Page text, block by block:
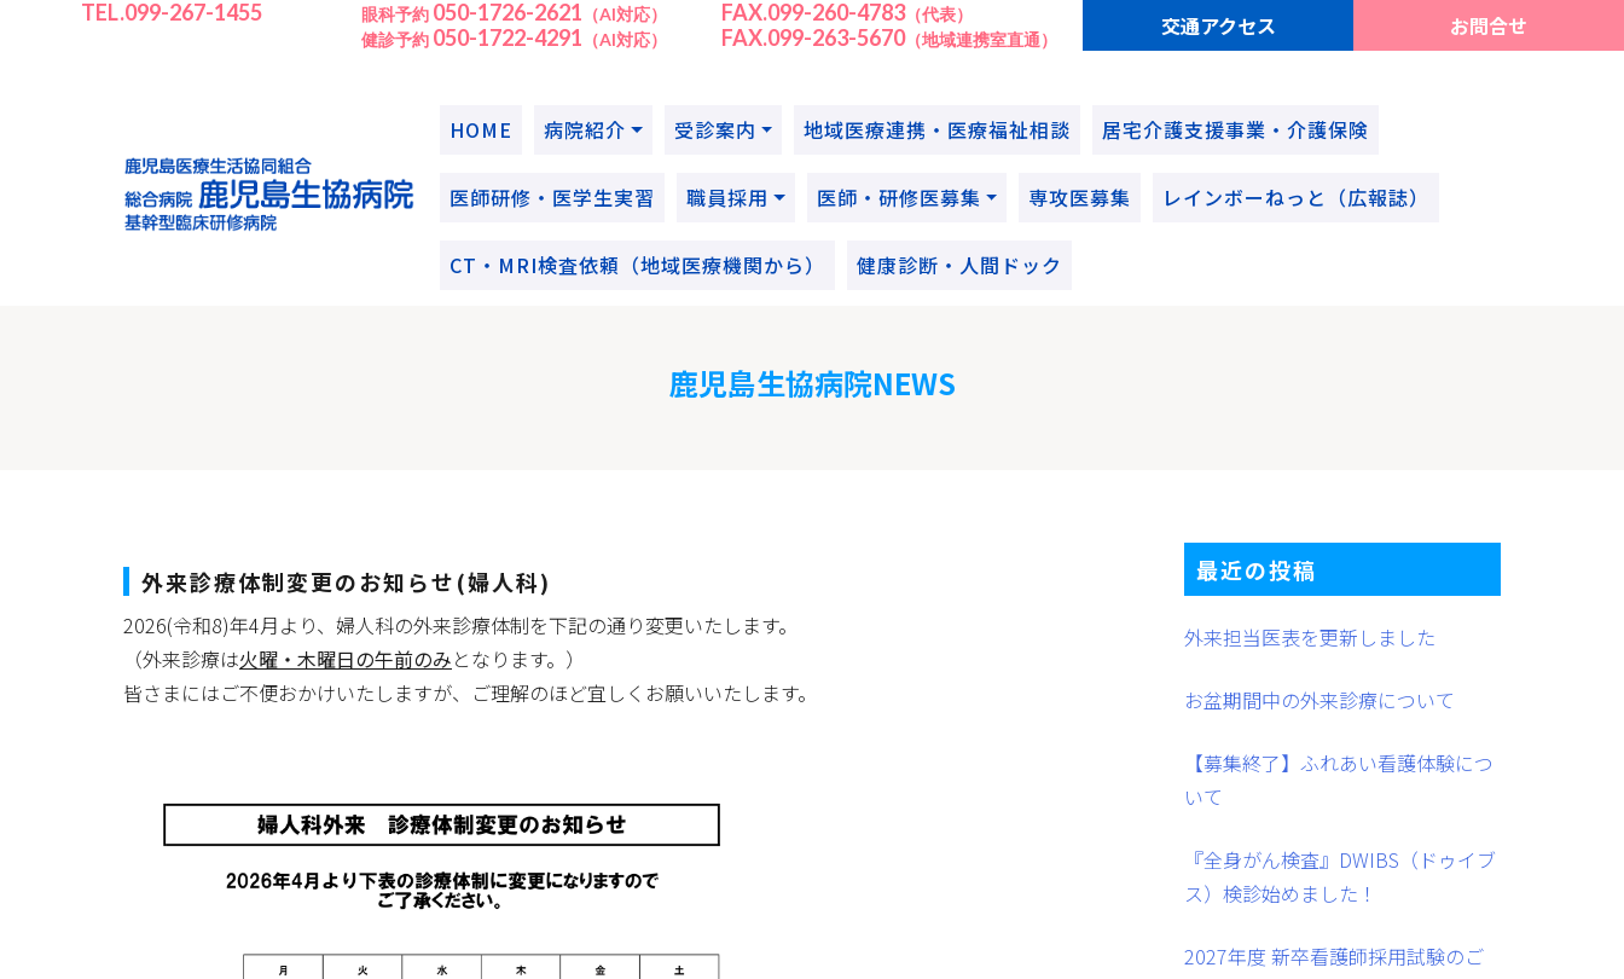
TEL.099-267-1455 眼科予約050-1726-2621 （AI対応）
健診予約050-1722-4291 （AI対応）
FAX.099-260-4783（代表）
FAX.099-263-5670（地域連携室直通） 交通アクセス お問合せ
HOME 病院紹介 受診案内 地域医療連携・医療福祉相談 居宅介護支援事業・介護保険
医師研修・医学生実習 職員採用 医師・研修医募集 専攻医募集 レインボーねっと（広報誌）
CT・MRI検査依頼（地域医療機関から） 健康診断・人間ドック
鹿児島生協病院NEWS
外来診療体制変更のお知らせ(婦人科)
2026(令和8)年4月より、婦人科の外来診療体制を下記の通り変更いたします。
（外来診療は火曜・木曜日の午前のみとなります。）
皆さまにはご不便おかけいたしますが、ご理解のほど宜しくお願いいたします。
最近の投稿
外来担当医表を更新しました
お盆期間中の外来診療について
【募集終了】ふれあい看護体験につ
いて
『全身がん検査』DWIBS（ドゥイブ
ス）検診始めました！
2027年度 新卒看護師採用試験のご